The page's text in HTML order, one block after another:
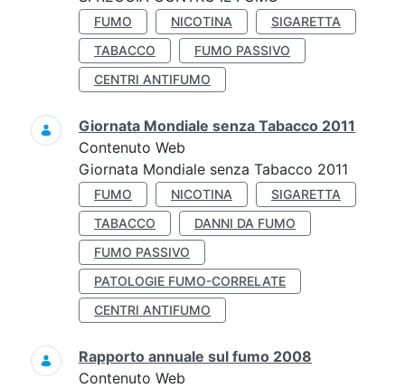
FUMO NICOTINA
SIGARETTA
TABACCO
FUMO PASSIVO
CENTRI ANTIFUMO
Giornata Mondiale senza Tabacco 2011
Contenuto Web
Giornata Mondiale senza Tabacco 2011
FUMO NICOTINA
SIGARETTA
TABACCO
DANNI DA FUMO
FUMO PASSIVO
PATOLOGIE FUMO-CORRELATE
CENTRI ANTIFUMO
Rapporto annuale sul fumo 2008
Contenuto Web